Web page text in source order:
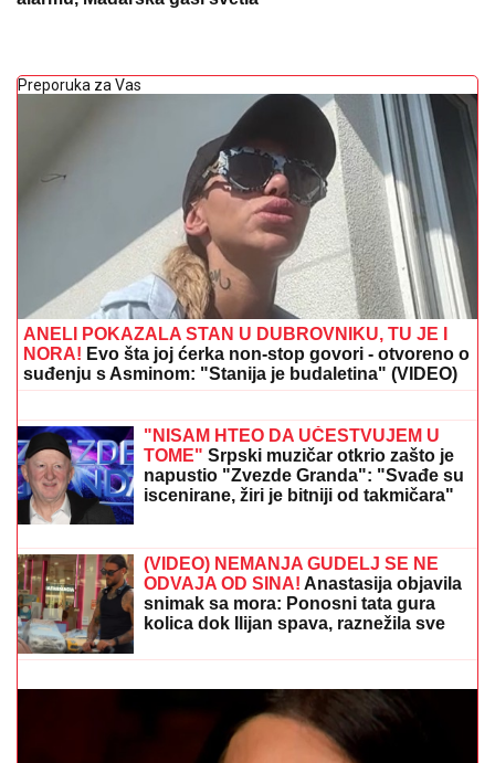
Preporuka za Vas
ANELI POKAZALA STAN U DUBROVNIKU, TU JE I
NORA! Evo šta joj ćerka non-stop govori - otvoreno o
suđenju s Asminom: "Stanija je budaletina" (VIDEO)
Jahović pokradena za 50.000 EVRA:
Nasela na prevaru devojke iz Crne
Gore
napustio "Zvezde Granda": "Svađe su
iscenirane, žiri je bitniji od takmičara"